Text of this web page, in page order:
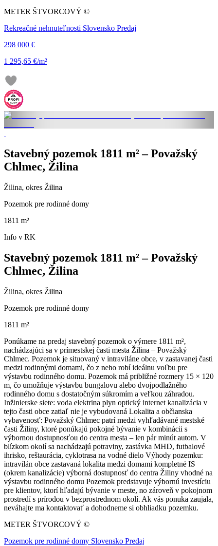
METER ŠTVORCOVÝ ©
Rekreačné nehnuteľnosti Slovensko Predaj
298 000 €
1 295,65 €/m²
Stavebný pozemok 1811 m² – Považský
Chlmec, Žilina
Žilina, okres Žilina
Pozemok pre rodinné domy
1811 m²
Info v RK
Stavebný pozemok 1811 m² – Považský
Chlmec, Žilina
Žilina, okres Žilina
Pozemok pre rodinné domy
1811 m²
Ponúkame na predaj stavebný pozemok o výmere 1811 m²,
nachádzajúci sa v prímestskej časti mesta Žilina – Považský
Chlmec. Pozemok je situovaný v intraviláne obce, v zastavanej časti
medzi rodinnými domami, čo z neho robí ideálnu voľbu pre
výstavbu rodinného domu. Pozemok má približné rozmery 15 × 120
m, čo umožňuje výstavbu bungalovu alebo dvojpodlažného
rodinného domu s dostatočným súkromím a veľkou záhradou.
Inžinierske siete: voda elektrina plyn optický internet kanalizácia v
tejto časti obce zatiaľ nie je vybudovaná Lokalita a občianska
vybavenosť: Považský Chlmec patrí medzi vyhľadávané mestské
časti Žiliny, ktoré ponúkajú pokojné bývanie v kombinácii s
výbornou dostupnosťou do centra mesta – len pár minút autom. V
blízkom okolí sa nachádzajú potraviny, zastávka MHD, futbalové
ihrisko, reštaurácia, cyklotrasa na vodné dielo Výhody pozemku:
intravilán obce zastavaná lokalita medzi domami kompletné IS
(okrem kanalizácie) výborná dostupnosť do centra Žiliny vhodné na
výstavbu rodinného domu Pozemok predstavuje výbornú investíciu
pre klientov, ktorí hľadajú bývanie v meste, no zároveň v pokojnom
prostredí s prírodou v bezprostrednom okolí. Ak vás ponuka zaujala,
neváhajte ma kontaktovať a dohodneme si obhliadku pozemku.
METER ŠTVORCOVÝ ©
Pozemok pre rodinné domy Slovensko Predaj